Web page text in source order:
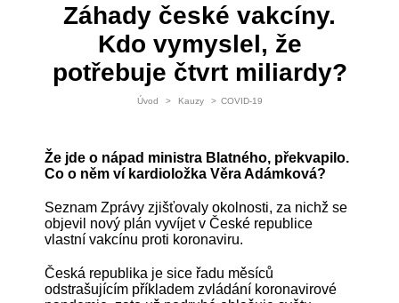
Záhady české vakcíny.
Kdo vymyslel, že
potřebuje čtvrt miliardy?
Úvod > Kauzy > COVID-19
Že jde o nápad ministra Blatného, překvapilo.
Co o něm ví kardioložka Věra Adámková?
Seznam Zprávy zjišťovaly okolnosti, za nichž se
objevil nový plán vyvíjet v České republice
vlastní vakcínu proti koronaviru.
Česká republika je sice řadu měsíců
odstrašujícím příkladem zvládání koronavirové